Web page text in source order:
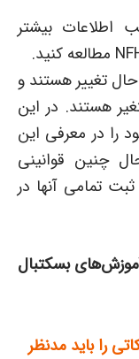
اطلاعات بیشتر
تغییر هستند و
هستند. در این
را در معرفی این
چنین قوانینی
تمامی آنها در
بسکتبال
را باید مدنظر